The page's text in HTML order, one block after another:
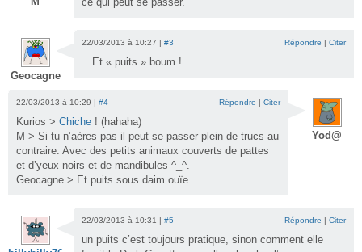
Geocagne
22/03/2013 à 10:27 | #3 Répondre | Citer
…Et « puits » boum ! …
Yod@
22/03/2013 à 10:29 | #4 Répondre | Citer
Kurios > Chiche ! (hahaha)
M > Si tu n’aères pas il peut se passer plein de trucs au
contraire. Avec des petits animaux couverts de pattes
et d’yeux noirs et de mandibules ^_^.
Geocagne > Et puits sous daim ouïe.
22/03/2013 à 10:31 | #5 Répondre | Citer
un puits c’est toujours pratique, sinon comment elle